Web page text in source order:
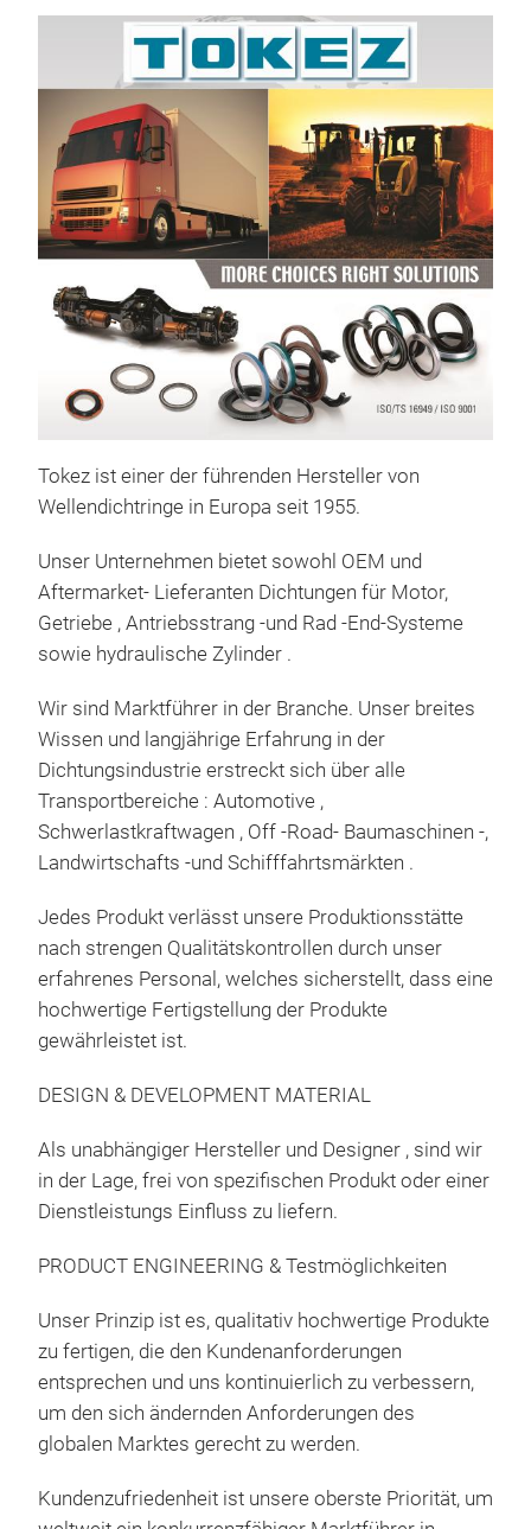
Tokez ist einer der führenden Hersteller von
Wellendichtringe in Europa seit 1955.
Unser Unternehmen bietet sowohl OEM und
Aftermarket- Lieferanten Dichtungen für Motor,
Getriebe , Antriebsstrang -und Rad -End-Systeme
sowie hydraulische Zylinder .
Wir sind Marktführer in der Branche. Unser breites
Wissen und langjährige Erfahrung in der
Dichtungsindustrie erstreckt sich über alle
Transportbereiche : Automotive ,
Schwerlastkraftwagen , Off -Road- Baumaschinen -,
Landwirtschafts -und Schifffahrtsmärkten .
Jedes Produkt verlässt unsere Produktionsstätte
nach strengen Qualitätskontrollen durch unser
erfahrenes Personal, welches sicherstellt, dass eine
hochwertige Fertigstellung der Produkte
gewährleistet ist.
DESIGN & DEVELOPMENT MATERIAL
Als unabhängiger Hersteller und Designer , sind wir
in der Lage, frei von spezifischen Produkt oder einer
Dienstleistungs Einfluss zu liefern.
PRODUCT ENGINEERING & Testmöglichkeiten
Unser Prinzip ist es, qualitativ hochwertige Produkte
zu fertigen, die den Kundenanforderungen
entsprechen und uns kontinuierlich zu verbessern,
um den sich ändernden Anforderungen des
globalen Marktes gerecht zu werden.
Kundenzufriedenheit ist unsere oberste Priorität, um